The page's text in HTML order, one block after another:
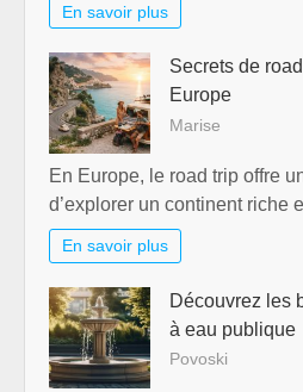
En savoir plus
Secrets de
Europe
Marise
En Europe, le road trip offre
d’explorer un continent riche
En savoir plus
Découvrez les
à eau publique
Povoski